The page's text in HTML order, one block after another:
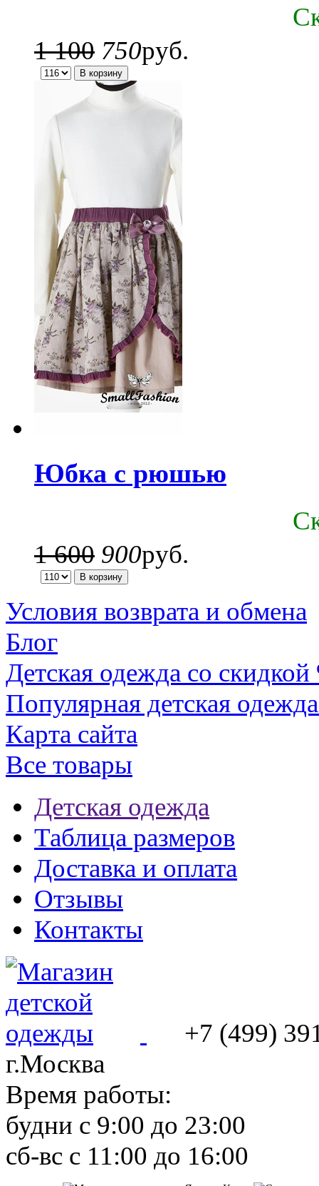
1 100 750руб.
Юбка с рюшью
1 600 900руб.
Условия возврата и обмена
Блог
Детская одежда со скидкой
Популярная детская
Карта сайта
Все товары
Детская одежда
Таблица размеров
Доставка и оплата
Отзывы
Контакты
+7 (499)
г.Москва
Время работы:
будни с 9:00 до 23:00
сб-вс с 11:00 до 16:00